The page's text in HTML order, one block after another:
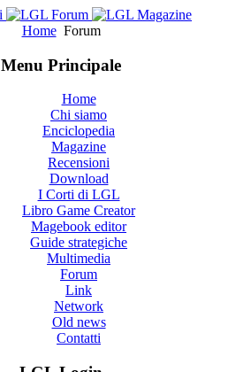
Home Forum
Menu Principale
Home
Chi siamo
Enciclopedia
Magazine
Recensioni
Download
I Corti di LGL
Libro Game Creator
Magebook editor
Guide strategiche
Multimedia
Forum
Link
Network
Old news
Contatti